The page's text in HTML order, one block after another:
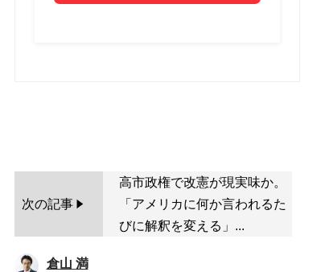
次の記事
高市政権で改憲が現実味か。
「アメリカに何か言われるた
びに解釈を変える」...
倉山 満